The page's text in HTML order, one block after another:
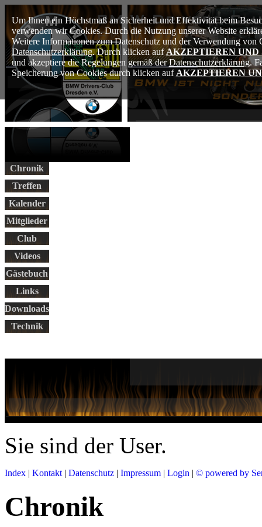
Um Ihnen ein Höchstmaß an Sicherheit und Effektivität beim
verwenden wir Cookies. Durch die Nutzung unserer Website
Weitere Informationen zum Datenschutz und der Verwendung von
Datenschutzerklärung. Durch klicken aufAKZEPTIEREN UND
und akzeptiere die Regelungen gemäß derDatenschutzerklärung.
Speicherung von Cookies durch klicken auf AKZEPTIEREN
Chronik
Treffen
Kalender
Mitglieder
Club
Videos
Gästebuch
Links
Downloads
Technik
Sie sind der User.
Index | Kontakt | Datenschutz | Impressum | Login | © powered by
Chronik